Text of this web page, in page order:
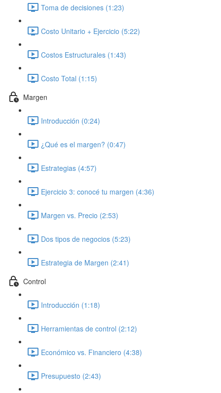
Toma de decisiones (1:23)
Costo Unitario + Ejercicio (5:22)
Costos Estructurales (1:43)
Costo Total (1:15)
Margen
Introducción (0:24)
¿Qué es el margen? (0:47)
Estrategias (4:57)
Ejercicio 3: conocé tu margen (4:36)
Margen vs. Precio (2:53)
Dos tipos de negocios (5:23)
Estrategia de Margen (2:41)
Control
Introducción (1:18)
Herramientas de control (2:12)
Económico vs. Financiero (4:38)
Presupuesto (2:43)